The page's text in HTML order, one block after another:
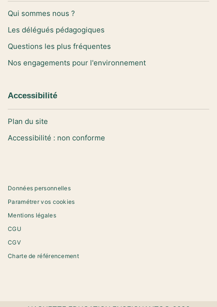
Qui sommes nous ?
Les délégués pédagogiques
Questions les plus fréquentes
Nos engagements pour l'environnement
Accessibilité
Plan du site
Accessibilité : non conforme
Données personnelles
Paramétrer vos cookies
Mentions légales
CGU
CGV
Charte de référencement